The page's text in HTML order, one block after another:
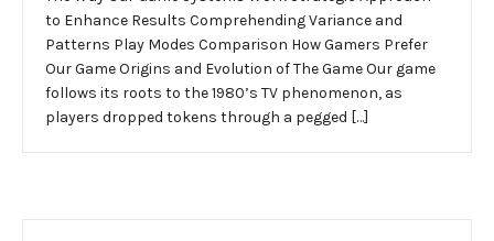
to Enhance Results Comprehending Variance and
Patterns Play Modes Comparison How Gamers Prefer
Our Game Origins and Evolution of The Game Our game
follows its roots to the 1980’s TV phenomenon, as
players dropped tokens through a pegged […]